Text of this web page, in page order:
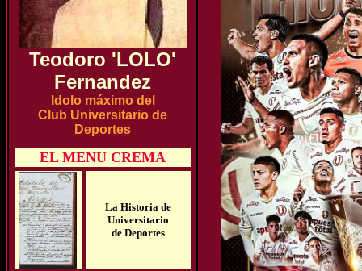
Teodoro 'LOLO'
Fernandez
Idolo máximo del
Club Universitario de
Deportes
EL MENU CREMA
La Historia de
Universitario
de Deportes